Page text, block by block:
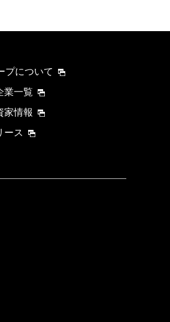
プについて
業一覧
家情報
ース